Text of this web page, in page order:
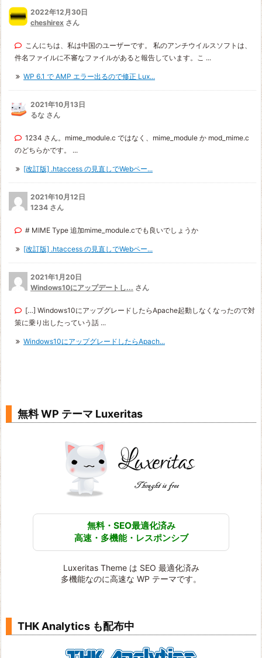
2022年12月30日
cheshirex さん
こんにちは、私は中国のユーザーです。 私のアンチウイルスソフトは、
件名ファイルに不審なファイルがあると報告しています。こ ...
WP 6.1 で AMP エラー出るので修正 Lux...
2021年10月13日
るな さん
1234 さん。mime_module.c ではなく、mime_module か mod_mime.c
のどちらかです。 ...
[改訂版] .htaccess の見直しでWebペー...
2021年10月12日
1234 さん
# MIME Type 追加mime_module.cでも良いでしょうか
[改訂版] .htaccess の見直しでWebペー...
2021年1月20日
Windows10にアップデートし... さん
[…] Windows10にアップグレードしたらApache起動しなくなったので対
策に乗り出したっていう話 ...
Windows10にアップグレードしたらApach...
無料 WP テーマ Luxeritas
無料・SEO最適化済み
高速・多機能・レスポンシブ
Luxeritas Theme は SEO 最適化済み
多機能なのに高速な WP テーマです。
THK Analytics も配布中